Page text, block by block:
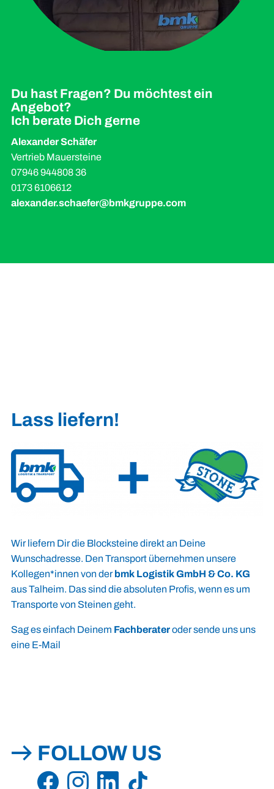
Du hast Fragen? Du möchtest ein
Angebot?
Ich berate Dich gerne
Alexander Schäfer
Vertrieb Mauersteine
07946 944808 36
0173 6106612
alexander.schaefer@bmkgruppe.com
Lass liefern!
Wir liefern Dir die Blocksteine direkt an Deine
Wunschadresse. Den Transport übernehmen unsere
Kollegen*innen von derbmk Logistik GmbH & Co. KG
aus Talheim. Das sind die absoluten Profis, wenn es um
Transporte von Steinen geht.
Sag es einfach Deinem Fachberateroder sende uns uns
eine E-Mail
FOLLOW US